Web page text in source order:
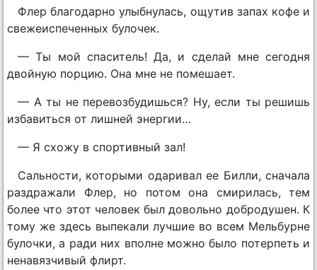
Флер благодарно улыбнулась, ощутив запах кофе и
свежеиспеченных булочек.
— Ты мой спаситель! Да, и сделай мне сегодня
двойную порцию. Она мне не помешает.
— А ты не перевозбудишься? Ну, если ты решишь
избавиться от лишней энергии…
— Я схожу в спортивный зал!
Сальности, которыми одаривал ее Билли, сначала
раздражали Флер, но потом она смирилась, тем
более что этот человек был довольно добродушен. К
тому же здесь выпекали лучшие во всем Мельбурне
булочки, а ради них вполне можно было потерпеть и
ненавязчивый флирт.